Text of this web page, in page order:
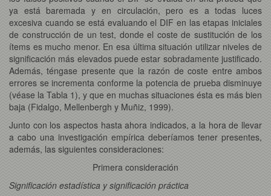
ya está baremada y en circulación, pero es a todas luces
excesiva cuando se está evaluando el DIF en las etapas iniciales
de construcción de un test, donde el coste de sustitución de los
ítems es mucho menor. En esa última situación utilizar niveles de
significación más elevados puede estar sobradamente justificado.
Además, téngase presente que la razón de coste entre ambos
errores se incrementa conforme la potencia de prueba disminuye
(véase la Tabla 1), y que en muchas situaciones ésta es más bien
baja (Fidalgo, Mellenbergh y Muñiz, 1999).
Junto con los aspectos hasta ahora indicados, a la hora de llevar
a cabo una investigación empírica deberíamos tener presentes,
además, las siguientes consideraciones:
Primera consideración
Significación estadística y significación práctica